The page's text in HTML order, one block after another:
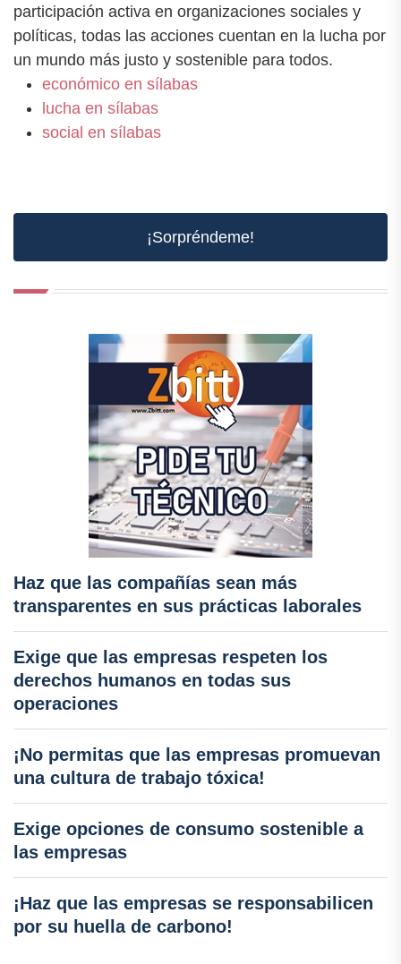
participación activa en organizaciones sociales y
políticas, todas las acciones cuentan en la lucha por
un mundo más justo y sostenible para todos.
económico en sílabas
lucha en sílabas
social en sílabas
¡Sorpréndeme!
Haz que las compañías sean más
transparentes en sus prácticas laborales
Exige que las empresas respeten los
derechos humanos en todas sus
operaciones
¡No permitas que las empresas promuevan
una cultura de trabajo tóxica!
Exige opciones de consumo sostenible a
las empresas
¡Haz que las empresas se responsabilicen
por su huella de carbono!